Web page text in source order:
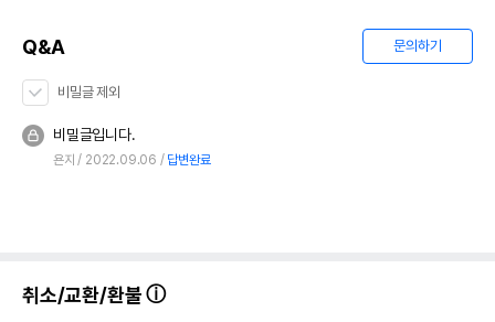
Q&A 문의하기
비밀글 제외
비밀글입니다.
욘지 2022.09.06 답변완료
취소/교환/환불